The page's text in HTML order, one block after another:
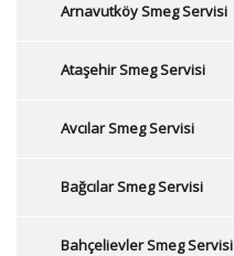
Arnavutköy Smeg Servisi
Ataşehir Smeg Servisi
Avcılar Smeg Servisi
Bağcılar Smeg Servisi
Bahçelievler Smeg Servisi